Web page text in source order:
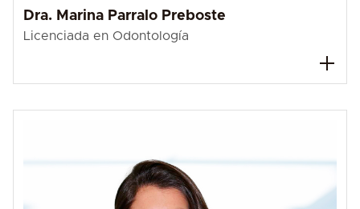
Dra. Marina Parralo Preboste
Licenciada en Odontología